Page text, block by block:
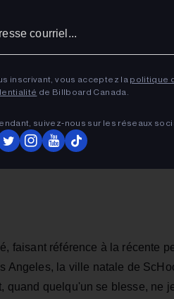
faisant référence à la récente
Angeles, la ville natale de
quelqu'un se blesse, ne
inscrivant, vous acceptez la politique
de Billboard Canada.
suivez‑nous sur les réseaux